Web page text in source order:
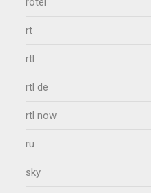
rt
rtl
rtl de
rtl now
ru
sky